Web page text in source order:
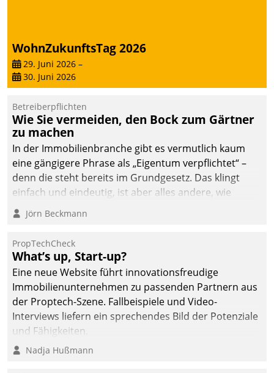
– und beschleunigt damit
den Weg vom
Mieteranliegen zum
WohnZukunftsTag 2026
29. Juni 2026 –
30. Juni 2026
Betreiberpflichten
Wie Sie vermeiden, den Bock zum Gärtner
zu machen
In der Immobilienbranche gibt es vermutlich kaum
eine gängigere Phrase als „Eigentum verpflichtet“ –
denn die steht bereits im Grundgesetz. Das klingt
einfach und eindeutig, ist aber alles andere, wie
Branchenbeschäftigte wissen. Denn mit der
Verantwortung folgen Verpflichtungen.
Jörn Beckmann
PropTechCheck
What’s up, Start-up?
Eine neue Website führt innovationsfreudige
Immobilienunternehmen zu passenden Partnern aus
der Proptech-Szene. Fallbeispiele und Video-
Interviews liefern ein sprechendes Bild der Potenziale
und Fähigkeiten.
Nadja Hußmann